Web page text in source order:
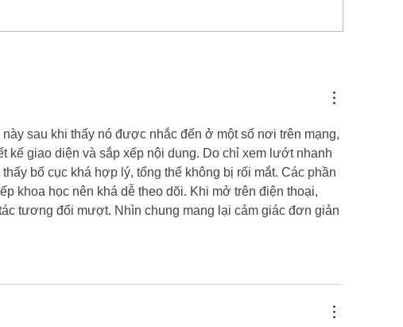
sau khi thấy nó được nhắc đến ở một số nơi trên mạng,
kế giao diện và sắp xếp nội dung. Do chỉ xem lướt nhanh
bố cục khá hợp lý, tổng thể không bị rối mắt. Các phần
khoa học nên khá dễ theo dõi. Khi mở trên điện thoại,
tương đối mượt. Nhìn chung mang lại cảm giác đơn giản